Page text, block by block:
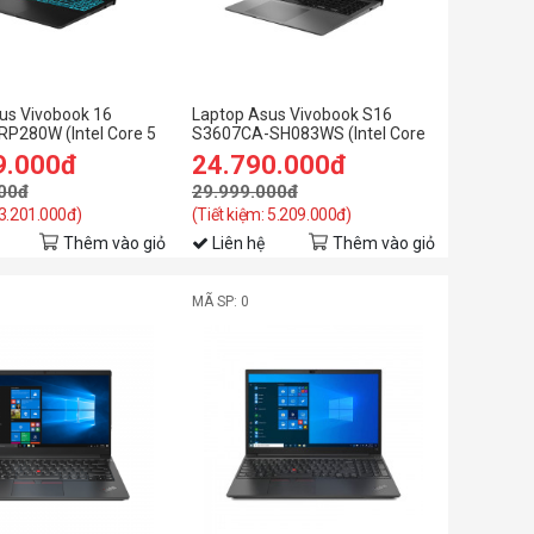
Vivobook 16
(Intel Core 5
| 16GB | 512GB |
inch WUXGA
11 | Đen)
Thêm vào giỏ
Laptop Asus Vivobook S16
S3607CA-SH083WS (Intel Core
Ultra 7 255H | 16GB | 512GB |
Intel Arc Graphics | 16 inch FHD
OLED | Win 11 | Office | Xám)
24.790.000đ
29.999.000đ
(Tiết kiệm: 5.209.000đ)
Liên hệ Thêm vào giỏ
MÃ SP: 0